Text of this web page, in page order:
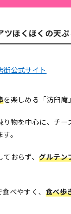
ツほくほくの天
街公式サイト
を楽しめる「汸臼庵
り物を中心に、チー
。
ておらず、グルテン
べやすく、 食べ歩